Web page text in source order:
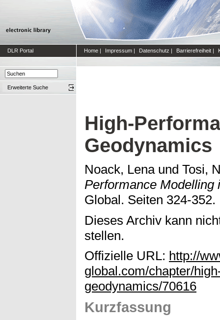
DLR Portal Home | Impressum | Datenschutz | Barrierefreiheit |
Erweiterte Suche
High-
Geodynamics
Noack, Lenaund Tosi,
Performance Modelling
Global. Seiten 324-
Dieses Archiv kann
stellen.
Offizielle URL: http://
global.com/chapter/
geodynamics/70616
Kurzfassung